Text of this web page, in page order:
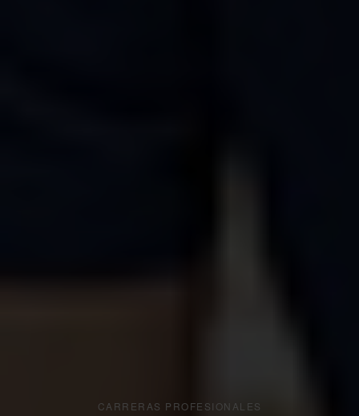
CARRERAS PROFESIONALES